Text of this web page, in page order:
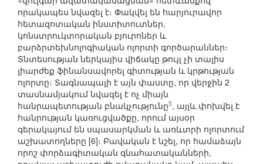
որակապես նվազել է։ Փակվել են հարյուրավոր
հետազոտական ինստիտուտներ,
կոնստրուկտորական բյուրոներ և
բարձրտեխնոլոգիական ոլորտի գործարաններ։
Տնտեսության ներկայիս վիճակը թույլ չի տալիս
լիարժեք ֆինանսավորել գիտության և կրթության
ոլորտը։ Տագնապալի է այն փաստը, որ վերջին 2
տասնամյակում նվազել է ոչ միայն
հանրապետության բնակչությունը5, այլև փոխվել է
հանրության կառուցվածքը, որում այսօր
գերակայում են սպասարկման և առևտրի ոլորտում
աշխատողները [6]։ Բավական է նշել, որ համաձայն
որոշ փորձագիտական գնահատականների,